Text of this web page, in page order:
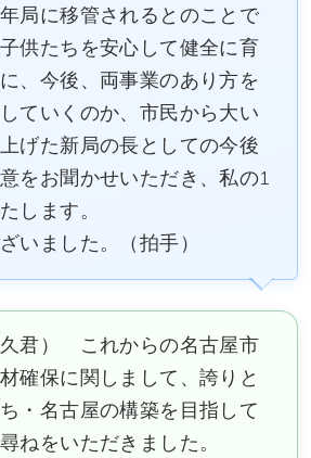
局に移管されるとのことで
供たちを安心して健全に育
、今後、両事業のあり方を
ていくのか、市民から大い
げた新局の長としての今後
をお聞かせいただき、私の1
します。
いました。（拍手）
君） これからの名古屋市
確保に関しまして、誇りと
・名古屋の構築を目指して
ねをいただきました。